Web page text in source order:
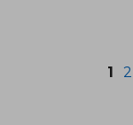
1 2